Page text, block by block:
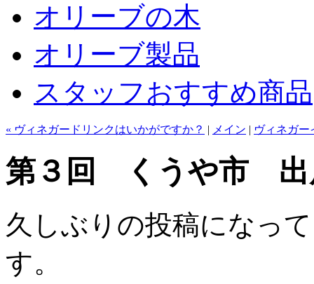
オリーブの木
オリーブ製品
スタッフおすすめ商品
« ヴィネガードリンクはいかがですか？ | メイン | ヴィネガー
第３回 くうや市 出
久しぶりの投稿になっ
す。